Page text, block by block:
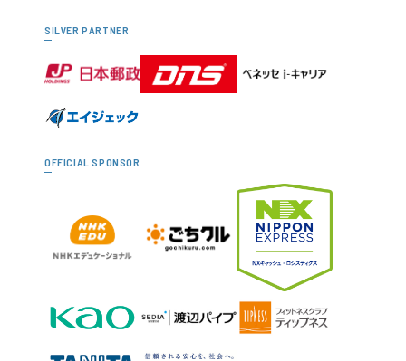
SILVER PARTNER
OFFICIAL SPONSOR